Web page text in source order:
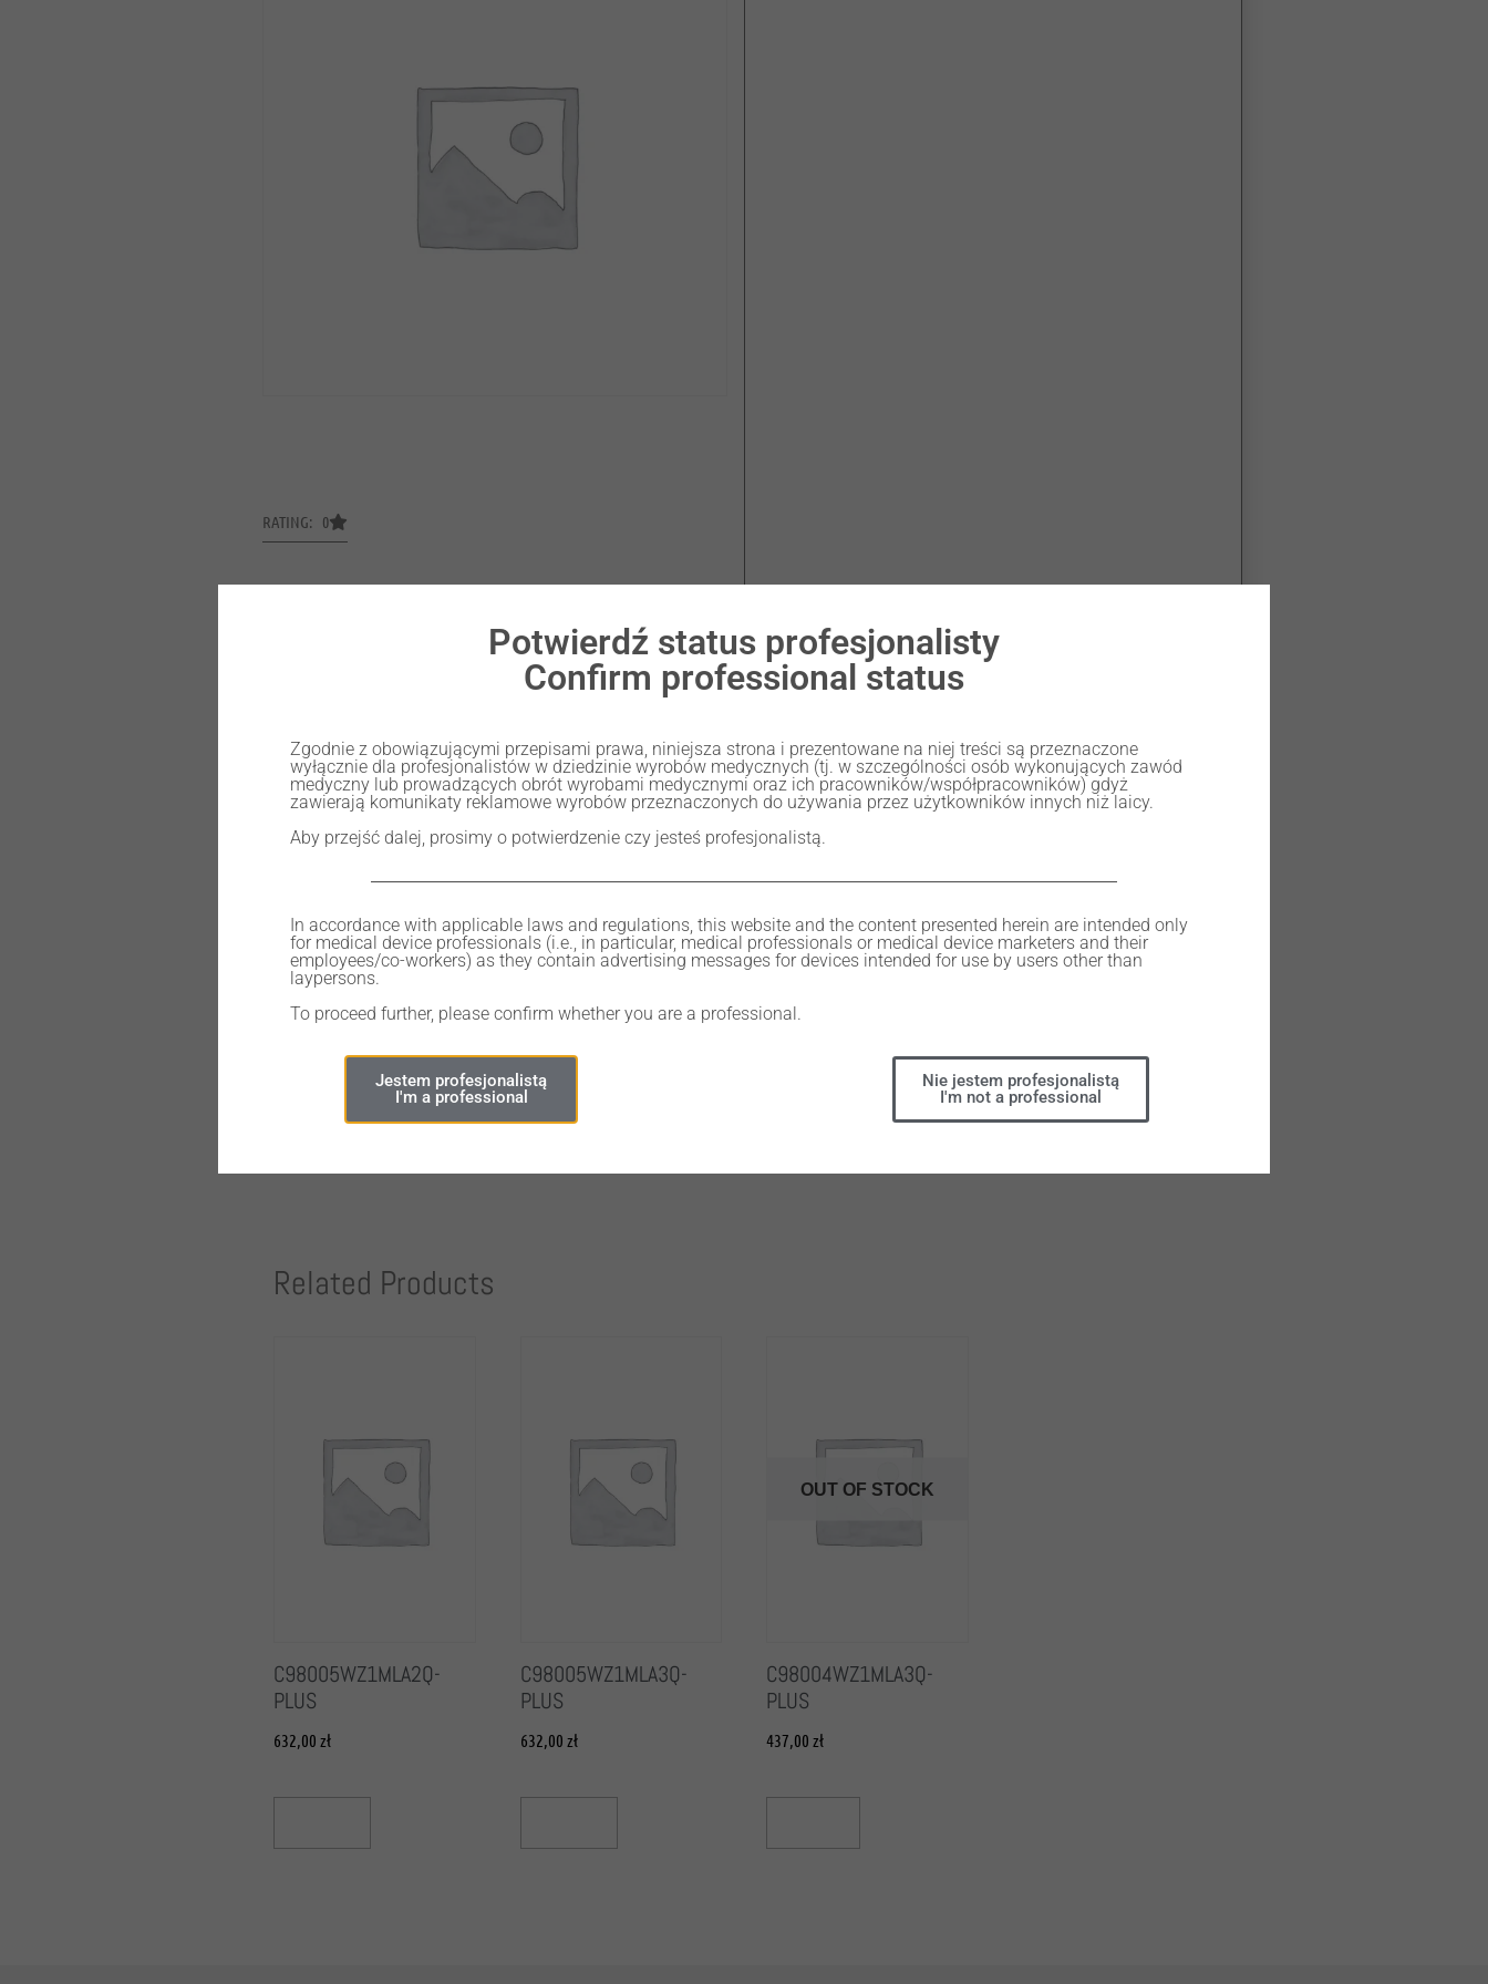
RATING: 0
DISC WØ98 H20mm ZYTTRIA Z MULTICOLOR EXTRA-PLUS
632,00zł
In stock
Related Products
C98005WZ1MLA2Q-
PLUS
632,00 zł
C98005WZ1MLA3Q-
PLUS
632,00 zł
OUT OF STOCK
C98004WZ1MLA3Q-
PLUS
437,00 zł
Potwierdź status profesjonalisty
Confirm professional status
Zgodnie z obowiązującymi przepisami prawa, niniejsza strona i prezentowane na niej treści są przeznaczone
wyłącznie dla profesjonalistów w dziedzinie wyrobów medycznych (tj. w szczególności osób wykonujących zawód
medyczny lub prowadzących obrót wyrobami medycznymi oraz ich pracowników/współpracowników) gdyż
zawierają komunikaty reklamowe wyrobów przeznaczonych do używania przez użytkowników innych niż laicy.
Aby przejść dalej, prosimy o potwierdzenie czy jesteś profesjonalistą.
In accordance with applicable laws and regulations, this website and the content presented herein are intended only
for medical device professionals (i.e., in particular, medical professionals or medical device marketers and their
employees/co-workers) as they contain advertising messages for devices intended for use by users other than
laypersons.
To proceed further, please confirm whether you are a professional.
Jestem profesjonalistą
I'm a professional
Nie jestem profesjonalistą
I'm not a professional